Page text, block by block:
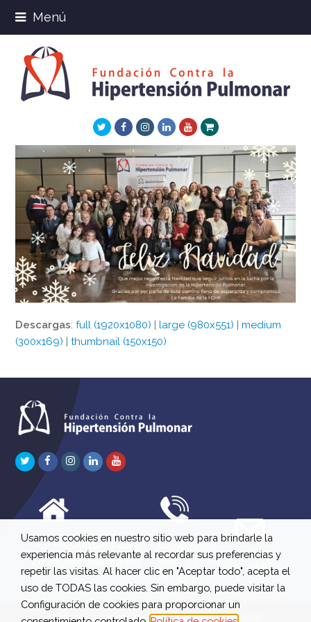
Menú
TwitterFacebookInstagram
LinkedInYoutube
Xing
Descargas:full (1920x1080) |large (980x551) |medium
(300x169) |thumbnail (150x150)
TwitterFacebook
Instagram
LinkedInYoutube
C/ Río Jordán 7 bajo
A 28981 Parla Madrid
647 630 515
661 73 42 04
613 22 15 27
info@fchp.es
© 2026 Fundación Contra la Hipertensión Pulmonar
Usamos cookies en nuestro sitio web para brindarle la
experiencia más relevante al recordar sus preferencias y
repetir las visitas. Al hacer clic en "Aceptar todo", acepta el
uso de TODAS las cookies. Sin embargo, puede visitar la
Configuración de cookies para proporcionar un